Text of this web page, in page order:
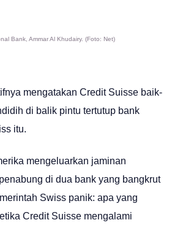
Bank, Ammar Al Khudairy. (Foto: Net)
mengatakan Credit Suisse baik-
di balik pintu tertutup bank
itu.
mengeluarkan jaminan
di dua bank yang bangkrut
Swiss panik: apa yang
Credit Suisse mengalami